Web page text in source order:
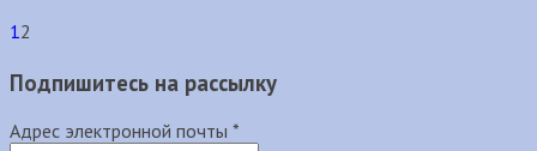
12
Подпишитесь на рассылку
Адрес электронной почты *